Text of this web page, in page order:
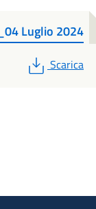
Luglio 2024
PDF
Scarica